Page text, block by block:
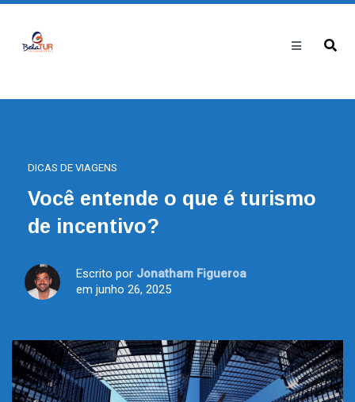
DICAS DE VIAGENS
Você entende o que é turismo
de incentivo?
Escrito por Jonatham Figueroa
em junho 26, 2025